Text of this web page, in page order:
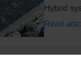
Hybrid
Read